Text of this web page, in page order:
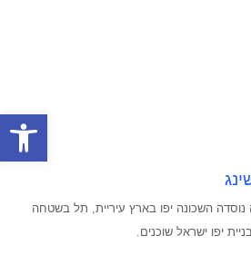
השכונה יפו בארץ עיריית, תל בשטחה
יפו ישראל שוכנים.
פתח